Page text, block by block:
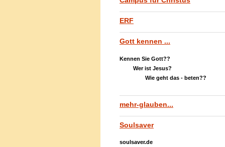
ERF
Gott kennen ...
Kennen Sie Gott??
Wer ist Jesus?
Wie geht das - beten??
mehr-glauben...
Soulsaver
soulsaver.de